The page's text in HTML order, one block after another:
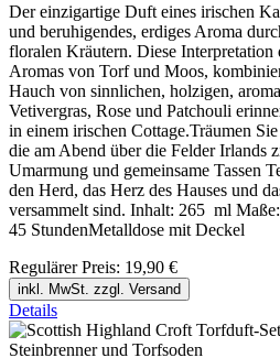
Der einzigartige Duft eines irischen
und beruhigendes, erdiges Aroma
floralen Kräutern. Diese Interpretation
Aromas von Torf und Moos,
Hauch von sinnlichen, holzigen,
Vetivergras, Rose und Patchouli
in einem irischen Cottage.Träumen
die am Abend über die Felder Irlands
Umarmung und gemeinsame Tassen
den Herd, das Herz des Hauses und
versammelt sind. Inhalt: 265 ml
45 StundenMetalldose mit Deckel
Regulärer Preis: 19,90 €
inkl. MwSt. zzgl. Versand
Details